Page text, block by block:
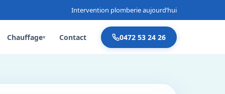
Intervention plomberie aujourd’hui
Chauffage▾ Contact 0472 53 24 26